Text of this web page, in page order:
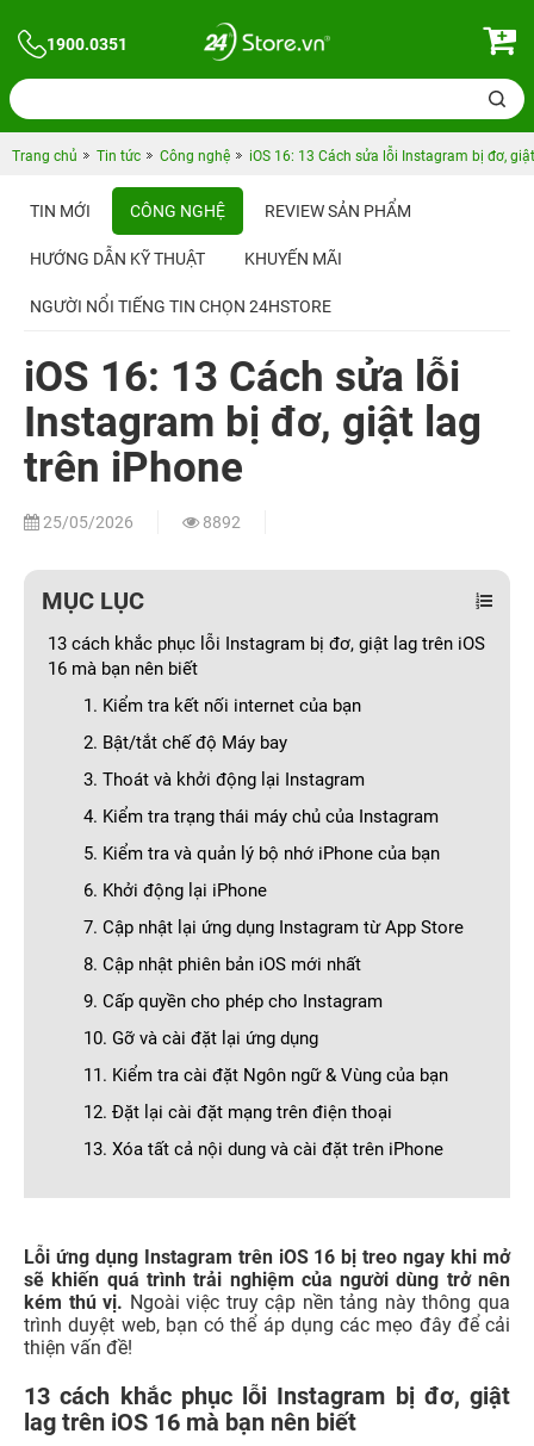
1900.0351
Trang chủ Tin tức Công nghệ iOS 16: 13 Cách sửa lỗi Instagram bị đơ,
TIN MỚI CÔNG NGHỆ REVIEW SẢN PHẨM
HƯỚNG DẪN KỸ THUẬT KHUYẾN MÃI
NGƯỜI NỔI TIẾNG TIN CHỌN 24HSTORE
iOS 16: 13 Cách sửa lỗi
Instagram bị đơ, giật lag
trên iPhone
25/05/2026 8892
MỤC LỤC
13 cách khắc phục lỗi Instagram bị đơ, giật lag trên iOS
16 mà bạn nên biết
1. Kiểm tra kết nối internet của bạn
2. Bật/tắt chế độ Máy bay
3. Thoát và khởi động lại Instagram
4. Kiểm tra trạng thái máy chủ của Instagram
5. Kiểm tra và quản lý bộ nhớ iPhone của bạn
6. Khởi động lại iPhone
7. Cập nhật lại ứng dụng Instagram từ App Store
8. Cập nhật phiên bản iOS mới nhất
9. Cấp quyền cho phép cho Instagram
10. Gỡ và cài đặt lại ứng dụng
11. Kiểm tra cài đặt Ngôn ngữ & Vùng của bạn
12. Đặt lại cài đặt mạng trên điện thoại
13. Xóa tất cả nội dung và cài đặt trên iPhone
Lỗi ứng dụng Instagram trên iOS 16 bị treo ngay khi mở
sẽ khiến quá trình trải nghiệm của người dùng trở nên
kém thú vị. Ngoài việc truy cập nền tảng này thông qua
trình duyệt web, bạn có thể áp dụng các mẹo đây để cải
thiện vấn đề!
13 cách khắc phục lỗi Instagram bị đơ, giật
lag trên iOS 16 mà bạn nên biết